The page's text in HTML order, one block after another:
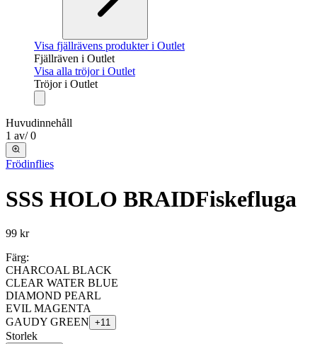
Visa fjällrävens produkter i Outlet
Fjällräven i Outlet
Visa alla tröjor i Outlet
Tröjor i Outlet
Huvudinnehåll
1 av/ 0
Frödinflies
SSS HOLO BRAIDFiskefluga
99 kr
Färg:
CHARCOAL BLACK
CLEAR WATER BLUE
DIAMOND PEARL
EVIL MAGENTA
GAUDY GREEN +11
Storlek